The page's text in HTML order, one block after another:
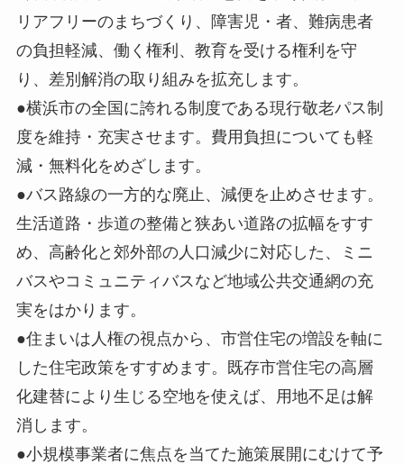
リアフリーのまちづくり、障害児・者、難病患者
の負担軽減、働く権利、教育を受ける権利を守
り、差別解消の取り組みを拡充します。
●横浜市の全国に誇れる制度である現行敬老パス制
度を維持・充実させます。費用負担についても軽
減・無料化をめざします。
●バス路線の一方的な廃止、減便を止めさせます。
生活道路・歩道の整備と狭あい道路の拡幅をすす
め、高齢化と郊外部の人口減少に対応した、ミニ
バスやコミュニティバスなど地域公共交通網の充
実をはかります。
●住まいは人権の視点から、市営住宅の増設を軸に
した住宅政策をすすめます。既存市営住宅の高層
化建替により生じる空地を使えば、用地不足は解
消します。
●小規模事業者に焦点を当てた施策展開にむけて予